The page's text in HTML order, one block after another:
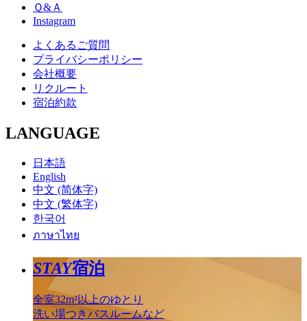
Ｑ&Ａ
Instagram
よくあるご質問
プライバシーポリシー
会社概要
リクルート
宿泊約款
LANGUAGE
日本語
English
中文 (简体字)
中文 (繁体字)
한국어
ภาษาไทย
STAY宿泊
全室32m²以上のゆとり
洗い場つきバスルームなど